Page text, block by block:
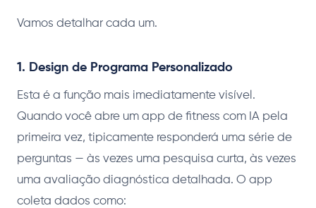
Vamos detalhar cada um.
1. Design de Programa Personalizado
Esta é a função mais imediatamente visível.
Quando você abre um app de fitness com IA pela
primeira vez, tipicamente responderá uma série de
perguntas — às vezes uma pesquisa curta, às vezes
uma avaliação diagnóstica detalhada. O app
coleta dados como: